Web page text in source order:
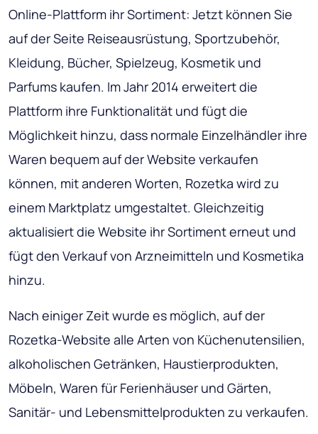
Online-Plattform ihr Sortiment: Jetzt können Sie
auf der Seite Reiseausrüstung, Sportzubehör,
Kleidung, Bücher, Spielzeug, Kosmetik und
Parfums kaufen. Im Jahr 2014 erweitert die
Plattform ihre Funktionalität und fügt die
Möglichkeit hinzu, dass normale Einzelhändler ihre
Waren bequem auf der Website verkaufen
können, mit anderen Worten, Rozetka wird zu
einem Marktplatz umgestaltet. Gleichzeitig
aktualisiert die Website ihr Sortiment erneut und
fügt den Verkauf von Arzneimitteln und Kosmetika
hinzu.
Nach einiger Zeit wurde es möglich, auf der
Rozetka-Website alle Arten von Küchenutensilien,
alkoholischen Getränken, Haustierprodukten,
Möbeln, Waren für Ferienhäuser und Gärten,
Sanitär- und Lebensmittelprodukten zu verkaufen.